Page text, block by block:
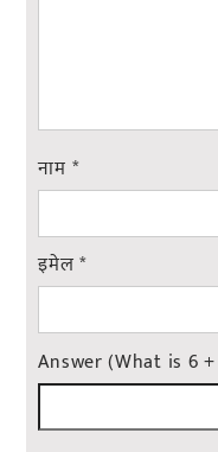
नाम *
इमेल*
Answer (What is 6 +